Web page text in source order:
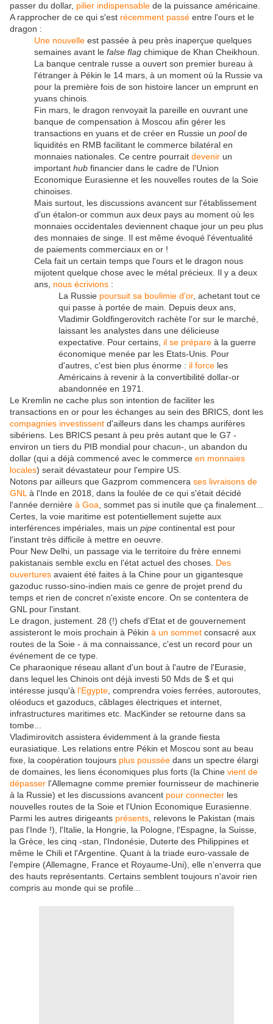
passer du dollar, pilier indispensable de la puissance américaine.
A rapprocher de ce qui s'est récemment passé entre l'ours et le
dragon :
Une nouvelle est passée à peu près inaperçue quelques
semaines avant le false flag chimique de Khan Cheikhoun.
La banque centrale russe a ouvert son premier bureau à
l'étranger à Pékin le 14 mars, à un moment où la Russie va
pour la première fois de son histoire lancer un emprunt en
yuans chinois.
Fin mars, le dragon renvoyait la pareille en ouvrant une
banque de compensation à Moscou afin gérer les
transactions en yuans et de créer en Russie un poolde
liquidités en RMB facilitant le commerce bilatéral en
monnaies nationales. Ce centre pourrait devenir un
important hub financier dans le cadre de l'Union
Economique Eurasienne et les nouvelles routes de la Soie
chinoises.
Mais surtout, les discussions avancent sur l'établissement
d'un étalon-or commun aux deux pays au moment où les
monnaies occidentales deviennent chaque jour un peu plus
des monnaies de singe. Il est même évoqué l'éventualité
de paiements commerciaux en or !
Cela fait un certain temps que l'ours et le dragon nous
mijotent quelque chose avec le métal précieux. Il y a deux
ans, nous écrivions :
La Russie poursuit sa boulimie d'or, achetant tout ce
qui passe à portée de main. Depuis deux ans,
Vladimir Goldfingerovitch rachète l'or sur le marché,
laissant les analystes dans une délicieuse
expectative. Pour certains, il se prépare à la guerre
économique menée par les Etats-Unis. Pour
d'autres, c'est bien plus énorme : il force les
Américains à revenir à la convertibilité dollar-or
abandonnée en 1971.
Le Kremlin ne cache plus son intention de faciliter les
transactions en or pour les échanges au sein des BRICS, dont les
compagnies investissent d'ailleurs dans les champs aurifères
sibériens. Les BRICS pesant à peu près autant que le G7 -
environ un tiers du PIB mondial pour chacun-, un abandon du
dollar (qui a déjà commencé avec le commerce en monnaies
locales) serait dévastateur pour l'empire US.
Notons par ailleurs que Gazprom commencera ses livraisons de
GNL à l'Inde en 2018, dans la foulée de ce qui s'était décidé
l'année dernière à Goa , sommet pas si inutile que ça finalement...
Certes, la voie maritime est potentiellement sujette aux
interférences impériales, mais un pipe continental est pour
l'instant très difficile à mettre en oeuvre.
Pour New Delhi, un passage via le territoire du frère ennemi
pakistanais semble exclu en l'état actuel des choses. Des
ouvertures avaient été faites à la Chine pour un gigantesque
gazoduc russo-sino-indien mais ce genre de projet prend du
temps et rien de concret n'existe encore. On se contentera de
GNL pour l'instant.
Le dragon, justement. 28 (!) chefs d'Etat et de gouvernement
assisteront le mois prochain à Pékin à un sommet consacré aux
routes de la Soie - à ma connaissance, c'est un record pour un
événement de ce type.
Ce pharaonique réseau allant d'un bout à l'autre de l'Eurasie,
dans lequel les Chinois ont déjà investi 50 Mds de $ et qui
intéresse jusqu'à l'Egypte , comprendra voies ferrées, autoroutes,
oléoducs et gazoducs, câblages électriques et internet,
infrastructures maritimes etc. MacKinder se retourne dans sa
tombe...
Vladimirovitch assistera évidemment à la grande fiesta
eurasiatique. Les relations entre Pékin et Moscou sont au beau
fixe, la coopération toujours plus poussée dans un spectre élargi
de domaines, les liens économiques plus forts (la Chine vient de
dépasser l'Allemagne comme premier fournisseur de machinerie
à la Russie) et les discussions avancent pour connecter les
nouvelles routes de la Soie et l'Union Economique Eurasienne.
Parmi les autres dirigeants présents , relevons le Pakistan (mais
pas l'Inde !), l'Italie, la Hongrie, la Pologne, l'Espagne, la Suisse,
la Grèce, les cinq -stan, l'Indonésie, Duterte des Philippines et
même le Chili et l'Argentine. Quant à la triade euro-vassale de
l'empire (Allemagne, France et Royaume-Uni), elle n'enverra que
des hauts représentants. Certains semblent toujours n'avoir rien
compris au monde qui se profile...